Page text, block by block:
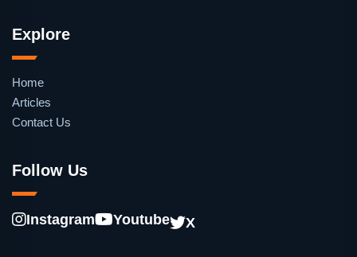
Explore
Home
Articles
Contact Us
Follow Us
Instagram Youtube X